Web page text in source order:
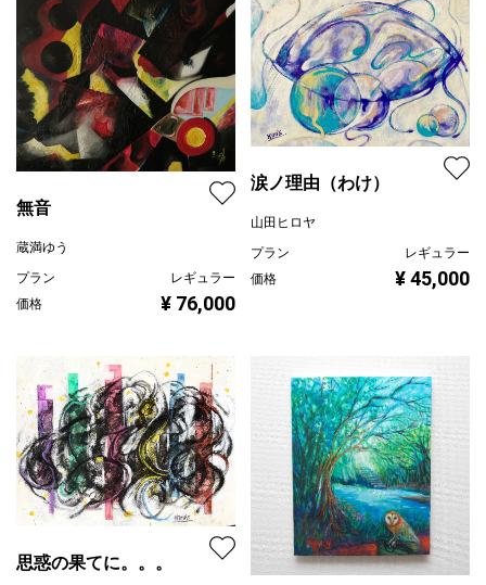
無音
蔵満ゆう
プラン
レギュラー
価格
¥ 76,000
涙ノ理由（わけ）
山田ヒロヤ
プラン
レギュラー
価格
¥ 45,000
思惑の果てに。。。